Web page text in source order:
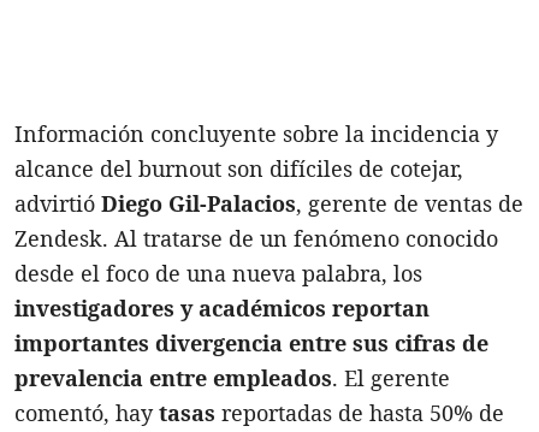
Información concluyente sobre la incidencia y
alcance del burnout son difíciles de cotejar,
advirtió Diego Gil-Palacios, gerente de ventas de
Zendesk. Al tratarse de un fenómeno conocido
desde el foco de una nueva palabra, los
investigadores y académicos reportan
importantes divergencia entre sus cifras de
prevalencia entre empleados. El gerente
comentó, haytasas reportadas de hasta 50% de